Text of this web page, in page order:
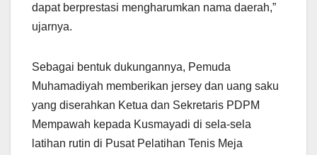
dapat berprestasi mengharumkan nama daerah,”
ujarnya.
Sebagai bentuk dukungannya, Pemuda
Muhamadiyah memberikan jersey dan uang saku
yang diserahkan Ketua dan Sekretaris PDPM
Mempawah kepada Kusmayadi di sela-sela
latihan rutin di Pusat Pelatihan Tenis Meja